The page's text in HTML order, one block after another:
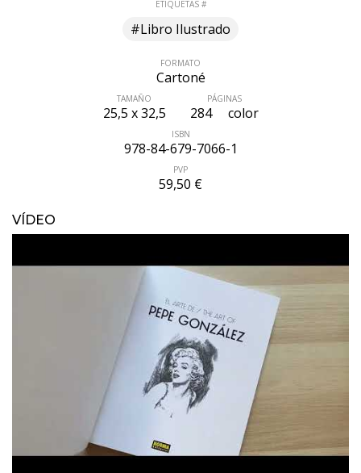
ETIQUETAS #
#Libro Ilustrado
FORMATO
Cartoné
TAMAÑO
25,5 x 32,5
PÁGINAS
284 color
ISBN
978-84-679-7066-1
PVP
59,50 €
VÍDEO